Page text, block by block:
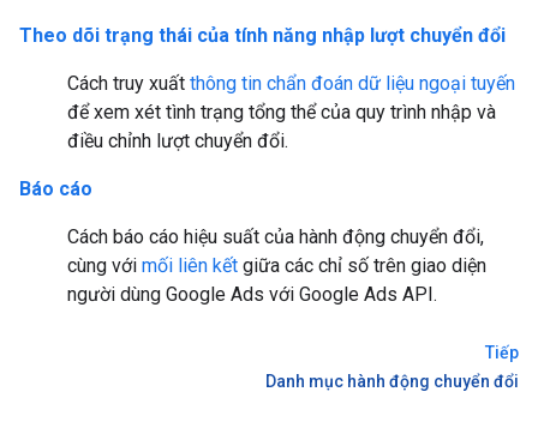
Theo dõi trạng thái của tính năng nhập lượt chuyển đổi
Cách truy xuất thông tin chẩn đoán dữ liệu ngoại tuyến
để xem xét tình trạng tổng thể của quy trình nhập và
điều chỉnh lượt chuyển đổi.
Báo cáo
Cách báo cáo hiệu suất của hành động chuyển đổi,
cùng với mối liên kết giữa các chỉ số trên giao diện
người dùng Google Ads với Google Ads API.
Tiếp
Danh mục hành động chuyển đổi